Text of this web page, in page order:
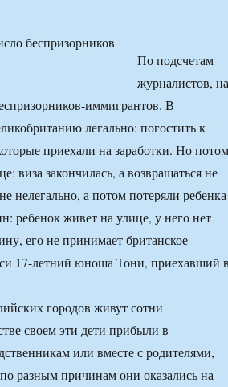
По подсчетам
журналистов, на
иммигрантов. В
легально: погостить к
приехали на заработки. Но потом
виза закончилась, а возвращаться не
нелегально, а потом потеряли ребенка
ребенок живет на улице, у него нет
его не принимает британское
17-летний юноша Тони, приехавший
городов живут сотни
своем эти дети прибыли в
или вместе с родителями,
разным причинам они оказались на